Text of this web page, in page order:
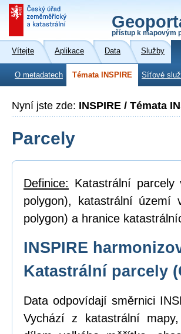
přístup k mapovým
Vítejte Aplikace Data Služby
O metadatech Témata INSPIRE Síťové
Nyní jste zde: INSPIRE / Témata
Parcely
Definice: Katastrální
polygon), katastrální území
polygon) a hranice
INSPIRE
Katastrální parcely
Data odpovídají směrnici
Vychází z katastrální